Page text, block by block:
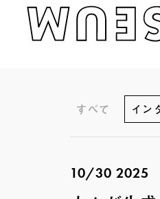
すべて イン
10/30 2025